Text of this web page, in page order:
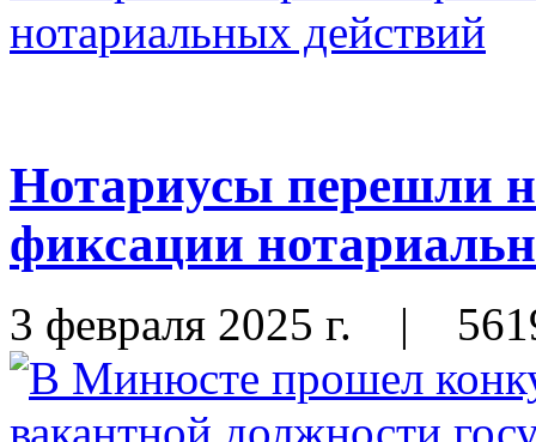
Нотариусы перешли
фиксации
3 февраля 2025 г. |